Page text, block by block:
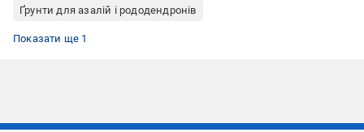
Ґрунти для азалій і рододендронів
Показати ще 1